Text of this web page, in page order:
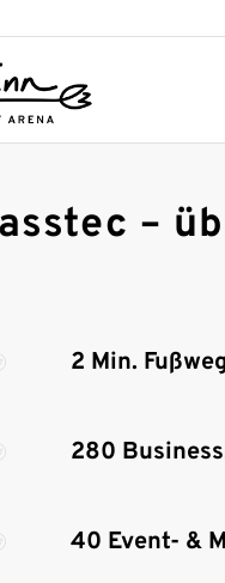
–
2 Min.
280
40 Event- &